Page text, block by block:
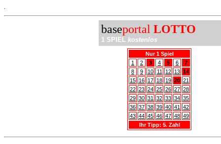
baseportal LOTTO
1 SPIEL kostenlos
Nur 1 Spiel
1
2 3 4 5 6
7
8
9 10 11 12 13 14
15 16 17 18 19 20 21
22 23 24 25 26 27 28
29 30 31 32 33 34 35
36 37 38 39 40 41
42
43 44 45 46 47 48 49
Ihr Tipp: 5. Zahl